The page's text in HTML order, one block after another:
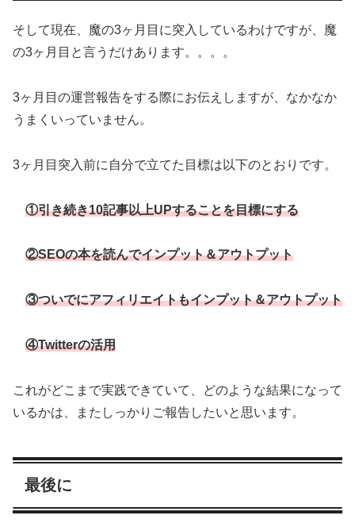
そして現在、魔の3ヶ月目に突入しているわけですが、魔
の3ヶ月目と言うだけあります。。。。
3ヶ月目の運営報告をする際にお伝えしますが、なかなか
うまくいっていません。
3ヶ月目突入前に自分で立てた目標は以下のとおりです。
①引き続き10記事以上UPすることを目標にする
②SEOの本を読んでインプット＆アウトプット
③ついでにアフィリエイトもインプット＆アウトプット
④Twitterの活用
これがどこまで実践できていて、どのような結果になって
いるかは、またしっかりご報告したいと思います。
最後に